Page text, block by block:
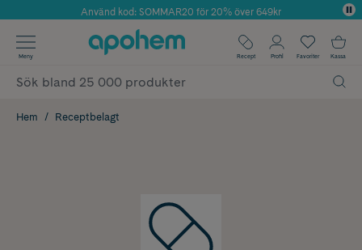
Årets Butik 2025 inom Skönhet
Använd kod: SOMMAR20 för 20% över 649kr
✓ Fri frakt
✓ Poäng på alla köp*
Meny Recept Profil Favoriter Kassa
Hem Receptbelagt